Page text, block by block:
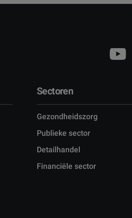
Sectoren
Gezondheidszorg
Publieke sector
Detailhandel
Financiële sector